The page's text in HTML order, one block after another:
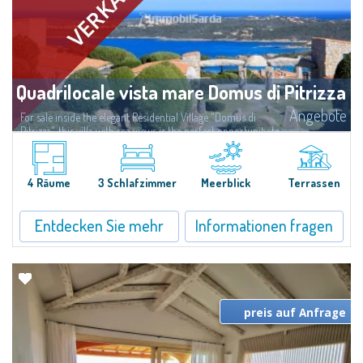
Quadrilocale vista mare Domus di Pitrizza
Angebote
For sale inside the elegant Residential Village "Domus di
Pitrizza", this villa with sea views is the perfect opportunity to
rediscover your well-being, immersed in an oasis of peace and tranquility
overlooking the...
4 Räume
3 Schlafzimmer Meerblick Terrassen
Entdecken Sie mehr Informationen fragen
preis auf Anfrage